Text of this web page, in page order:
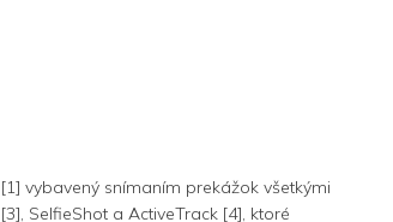
vybavený snímaním prekážok všetkými
SelfieShot a ActiveTrack [4], ktoré